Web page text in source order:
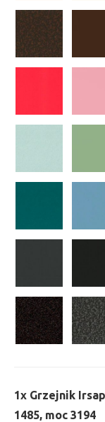
1x Grzejnik
1485, moc 3194